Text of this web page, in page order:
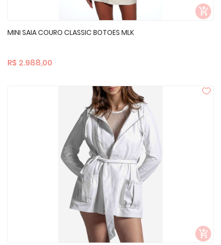
MINI SAIA COURO CLASSIC BOTOES MLK
R$ 2.988,00